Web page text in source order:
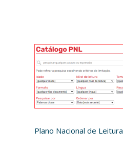
Plano Nacional de Leitura